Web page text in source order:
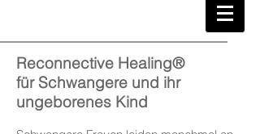
Reconnective Healing®
für Schwangere und ihr
ungeborenes Kind